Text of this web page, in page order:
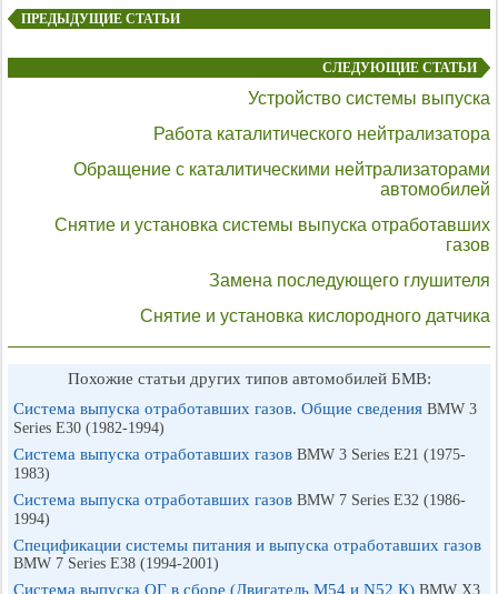
ПРЕДЫДУЩИЕ СТАТЬИ
СЛЕДУЮЩИЕ СТАТЬИ
Устройство системы выпуска
Работа каталитического нейтрализатора
Обращение с каталитическими нейтрализаторами
автомобилей
Снятие и установка системы выпуска отработавших
газов
Замена последующего глушителя
Снятие и установка кислородного датчика
Похожие статьи других типов автомобилей БМВ:
Система выпуска отработавших газов. Общие сведения BMW 3
Series E30 (1982-1994)
Система выпуска отработавших газов BMW 3 Series E21 (1975-
1983)
Система выпуска отработавших газов BMW 7 Series E32 (1986-
1994)
Спецификации системы питания и выпуска отработавших газов
BMW 7 Series E38 (1994-2001)
Система выпуска ОГ в сборе (Двигатель М54 и N52 К) BMW X3